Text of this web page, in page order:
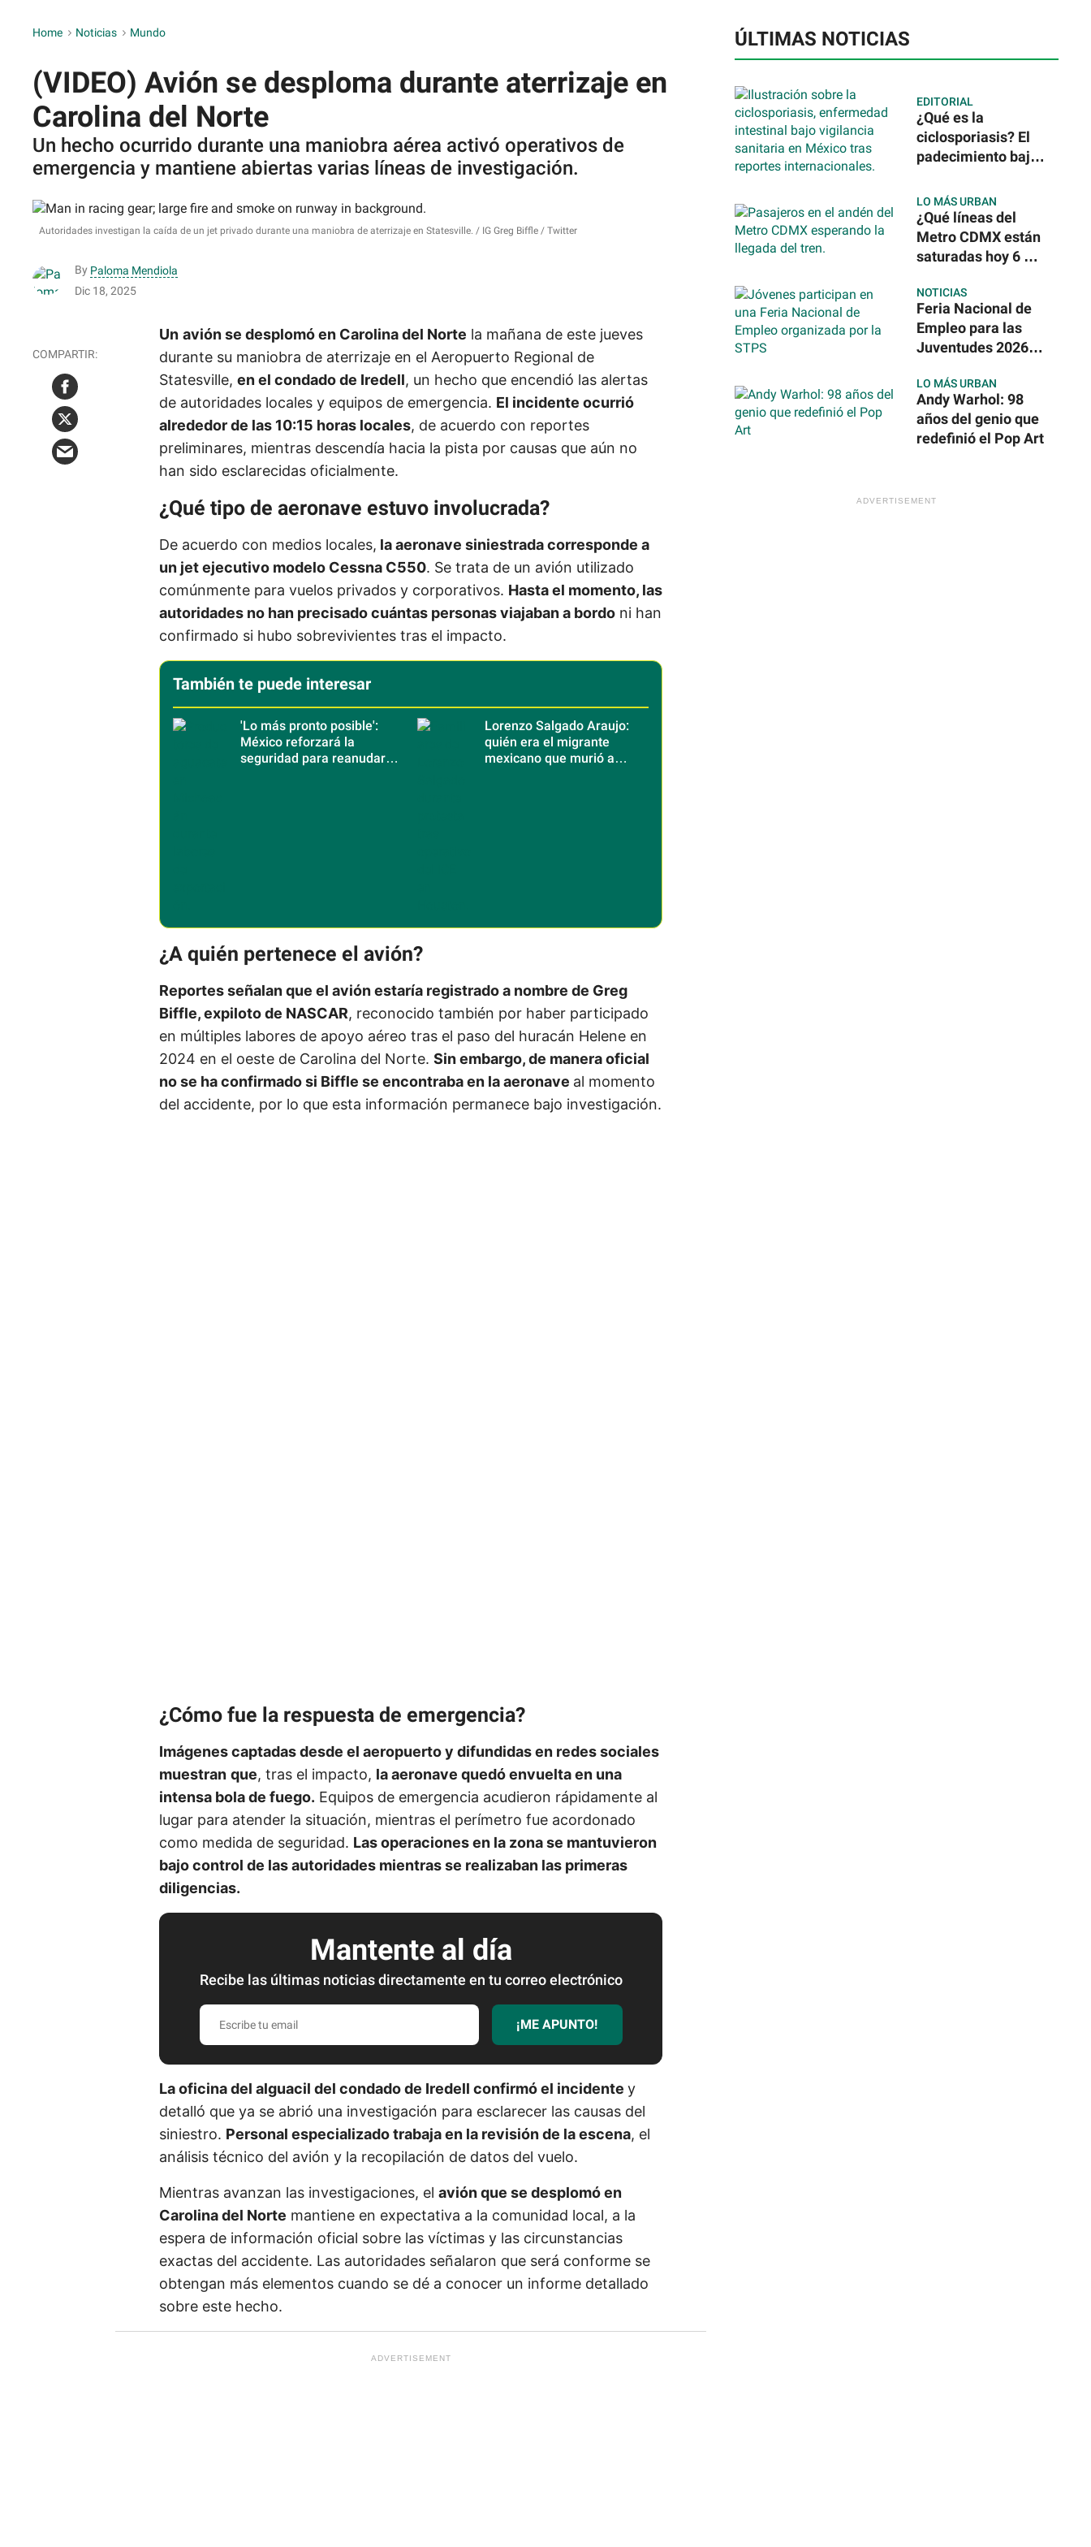
Home > Noticias > Mundo
(VIDEO) Avión se desploma durante aterrizaje en
Carolina del Norte
Un hecho ocurrido durante una maniobra aérea activó operativos de
emergencia y mantiene abiertas varias líneas de investigación.
Autoridades investigan la caída de un jet privado durante una maniobra de aterrizaje en Statesville. IG Greg Biffle / Twitter
By Paloma Mendiola
Dic 18, 2025
Un avión se desplomó en Carolina del Norte la mañana de este jueves
durante su maniobra de aterrizaje en el Aeropuerto Regional de
Statesville, en el condado de Iredell, un hecho que encendió las alertas
de autoridades locales y equipos de emergencia. El incidente ocurrió
alrededor de las 10:15 horas locales, de acuerdo con reportes
preliminares, mientras descendía hacia la pista por causas que aún no
han sido esclarecidas oficialmente.
¿Qué tipo de aeronave estuvo involucrada?
De acuerdo con medios locales, la aeronave siniestrada corresponde a
un jet ejecutivo modelo Cessna C550. Se trata de un avión utilizado
comúnmente para vuelos privados y corporativos. Hasta el momento, las
autoridades no han precisado cuántas personas viajaban a bordo ni han
confirmado si hubo sobrevivientes tras el impacto.
También te puede interesar
'Lo más pronto posible':
México reforzará la
seguridad para reanudar
Lorenzo Salgado Araujo:
quién era el migrante
mexicano que murió a
¿A quién pertenece el avión?
Reportes señalan que el avión estaría registrado a nombre de Greg
Biffle, expiloto de NASCAR, reconocido también por haber participado
en múltiples labores de apoyo aéreo tras el paso del huracán Helene en
2024 en el oeste de Carolina del Norte. Sin embargo, de manera oficial
no se ha confirmado si Biffle se encontraba en la aeronave al momento
del accidente, por lo que esta información permanece bajo investigación.
¿Cómo fue la respuesta de emergencia?
Imágenes captadas desde el aeropuerto y difundidas en redes sociales
muestran que, tras el impacto, la aeronave quedó envuelta en una
intensa bola de fuego. Equipos de emergencia acudieron rápidamente al
lugar para atender la situación, mientras el perímetro fue acordonado
como medida de seguridad. Las operaciones en la zona se mantuvieron
bajo control de las autoridades mientras se realizaban las primeras
diligencias.
Mantente al día
Recibe las últimas noticias directamente en tu correo electrónico
E
s
r
i
b
e
u
e
m
a
i
¡ME APUNTO!
La oficina del alguacil del condado de Iredell confirmó el incidente y
detalló que ya se abrió una investigación para esclarecer las causas del
siniestro. Personal especializado trabaja en la revisión de la escena, el
análisis técnico del avión y la recopilación de datos del vuelo.
Mientras avanzan las investigaciones, el avión que se desplomó en
Carolina del Norte mantiene en expectativa a la comunidad local, a la
espera de información oficial sobre las víctimas y las circunstancias
exactas del accidente. Las autoridades señalaron que será conforme se
obtengan más elementos cuando se dé a conocer un informe detallado
sobre este hecho.
ÚLTIMAS NOTICIAS
EDITORIAL
¿Qué es la
ciclosporiasis? El
padecimiento bajo
en México tras
reportes
internacionales
LO MÁS URBAN
¿Qué líneas del
Metro CDMX están
saturadas hoy 6 de
NOTICIAS
Feria Nacional de
Empleo para las
Juventudes 2026:
31 mil vacantes en
todo México
LO MÁS URBAN
Andy Warhol: 98
años del genio que
redefinió el Pop Art